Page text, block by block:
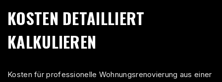
KOSTEN DETAILLIERT
KALKULIEREN
Kosten für professionelle Wohnungsrenovierung aus einer